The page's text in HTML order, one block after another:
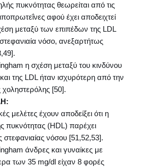
πυκνότητας θεωρείται από τις
αφού έχει αποδειχτεί
μεταξύ των επιπέδων της LDL
νόσο, ανεξαρτήτως
η σχέση μεταξύ του κινδύνου
της LDL ήταν ισχυρότερη από την
χοληστερόλης [50].
μελέτες έχουν αποδείξει ότι η
πυκνότητας (HDL) παρέχει
στεφανιαίας νόσου [51,52,53].
άνδρες και γυναίκες με
των 35 mg/dl είχαν 8 φορές